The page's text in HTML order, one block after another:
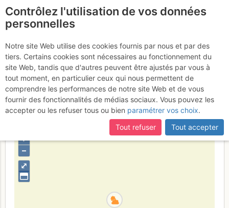
Dent de Crolles :
Classique du J.B.
Dimanche 19
mars 2017
Chartreuse
⤢
+
–
Contrôlez l'utilisation de vos données
personnelles
Notre site Web utilise des cookies fournis par nous et par des
tiers. Certains cookies sont nécessaires au fonctionnement du
site Web, tandis que d'autres peuvent être ajustés par vous à
tout moment, en particulier ceux qui nous permettent de
comprendre les performances de notre site Web et de vous
fournir des fonctionnalités de médias sociaux. Vous pouvez les
accepter ou les refuser tous ou bien paramétrer vos choix.
Tout refuser
Tout accepter